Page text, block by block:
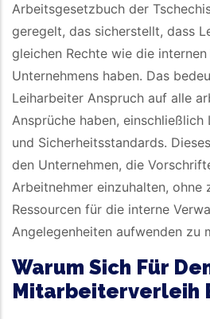
Arbeitsgesetzbuch der
geregelt, das sicherstellt, dass
gleichen Rechte wie die
Unternehmens haben. Das
Leiharbeiter Anspruch auf alle
Ansprüche haben, einschließlich
und Sicherheitsstandards.
den Unternehmen, die
Arbeitnehmer einzuhalten, ohne
Ressourcen für die interne
Angelegenheiten aufwenden zu
Warum Sich Für
Mitarbeiterverleih